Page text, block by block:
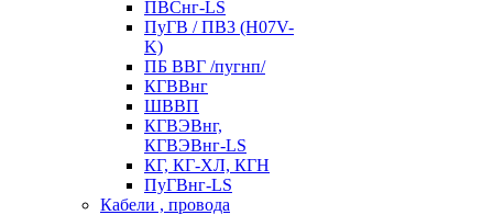
ПВСнг-LS
ПуГВ / ПВ3 (H07V-
K)
ПБ ВВГ /пугнп/
КГВВнг
ШВВП
КГВЭВнг,
КГВЭВнг-LS
КГ, КГ-ХЛ, КГН
ПуГВнг-LS
Кабели , провода